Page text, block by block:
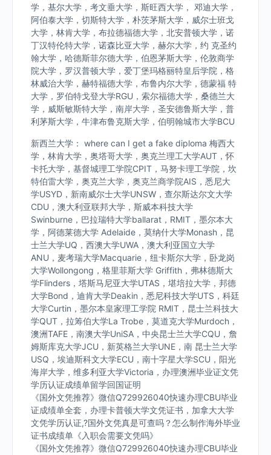
学，基尔大学，考文垂大学，斯旺西大学， 邓迪大学，
阿伯泰大学，切斯特大学，朴茨茅斯大学，威尔士班戈
大学，林肯大学，布拉德福德大学，北安普顿大学，诺
丁汉特伦特大学，诺森比亚大学，赫尔大学，约 克圣约
翰大学，哈德斯菲尔德大学，伯恩茅斯大学，伦敦商学
院大学，罗汉普顿大学，爱丁堡玛格丽特皇后学院，格
林威治大学，赫特福德大学，布鲁内尔大学，德蒙福 特
大学，罗伯特戈登大学RGU，索尔福德大学，桑德兰大
学，威斯敏斯特大学，南岸大学，圣安德鲁斯大学，普
利茅斯大学，牛津布鲁克斯大学，伯明翰城市大学BCU
新西兰大学： where can I get a fake diploma 梅西大
学，林肯大学，奥塔哥大学，奥克兰理工大学AUT，怀
卡托大学，基督城理工学院CPIT，马努卡理工学院，坎
特伯雷大学，奥克兰大学，奥克兰商学院AIS，悉尼大
学USYD，新南威尔士大学UNSW，查尔斯达尔文大学
CDU，澳大利亚联邦大学，斯威本科技大学
Swinburne，巴拉瑞特大学ballarat，RMIT，墨尔本大
学，阿德莱德大学 Adelaide，莫纳什大学Monash，昆
士兰大学UQ，西澳大学UWA，澳大利亚国立大学
ANU，麦考瑞大学Macquarie，纽卡斯尔大学，卧龙岗
大学Wollongong，格里菲斯大学 Griffith，弗林德斯大
学Flinders，塔斯马尼亚大学UTAS，堪培拉大学，邦德
大学Bond，迪肯大学Deakin，悉尼科技大学UTS，科廷
大学Curtin，墨尔本皇家理工学院 RMIT，昆士兰科技大
学QUT，拉筹伯大学La Trobe，莫道克大学Murdoch，
澳洲TAFE，南澳大学UniSA，中央昆士兰大学CQU，詹
姆斯库克大学JCU，新英格兰大学UNE，南 昆士兰大学
USQ，埃迪斯科文大学ECU，南十字星大学SCU，阳光
海岸大学，维多利亚大学Victoria，办理澳洲毕业证文凭
学历认证成绩单留学回国证明
《国外文凭推荐》微信Q729926040快速办理CBU毕业
证成绩单全套，办理卡普顿大学文凭证书，加拿大大学
文凭学历认证,?国外文凭真是可查吗？怎么制作海外毕业
证书成绩单《入职会需要文凭吗》
《国外文凭推荐》微信Q729926040快速办理CBU毕业